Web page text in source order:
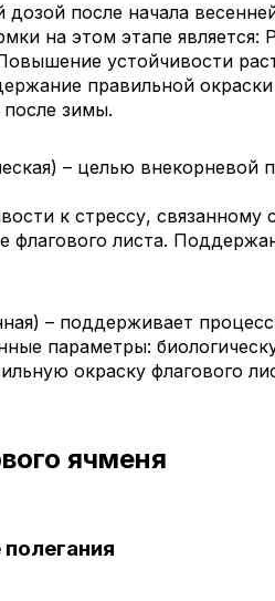
дозой после начала
на этом этапе является:
устойчивости
правильной
зимы.
– целью внекорневой
к стрессу, связанному
флагового листа.
– поддерживает
параметры:
окраску флагового
ячменя